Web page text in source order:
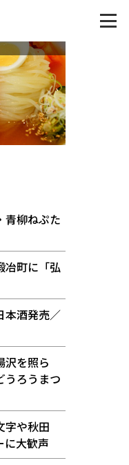
柳ねぷた
冶町に「弘
本酒発売／
沢を照ら
ろうまつ
字や秋田
に大歓声